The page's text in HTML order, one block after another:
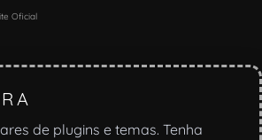
Oficial
de plugins e temas. Tenha